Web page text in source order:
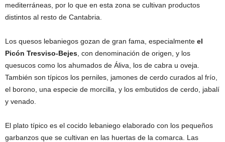
mediterráneas, por lo que en esta zona se cultivan productos
distintos al resto de Cantabria.
Los quesos lebaniegos gozan de gran fama, especialmente el
Picón Tresviso-Bejes , con denominación de origen, y los
quesucos como los ahumados de Áliva, los de cabra u oveja.
También son típicos los perniles, jamones de cerdo curados al frío,
el borono, una especie de morcilla, y los embutidos de cerdo, jabalí
y venado.
El plato típico es el cocido lebaniego elaborado con los pequeños
garbanzos que se cultivan en las huertas de la comarca. Las